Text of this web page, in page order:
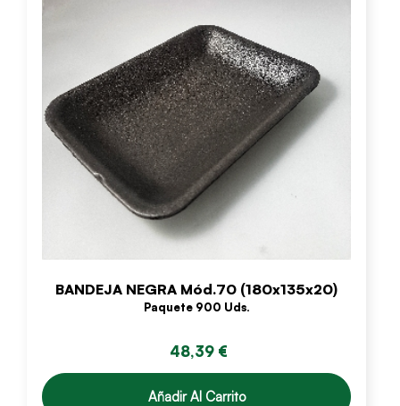
BANDEJA NEGRA Mód.70 (180x135x20)
Paquete 900 Uds.
48,39 €
Añadir Al Carrito